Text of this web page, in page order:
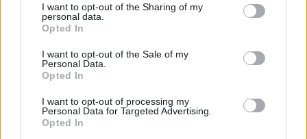
I want to opt-out of the Sharing of my
personal data.
Opted In
I want to opt-out of the Sale of my
Personal Data.
Opted In
I want to opt-out of processing my
Personal Data for Targeted Advertising.
Opted In
Budapest
Telefon: +36703805044
Bemutatkozás: Immár közel 30 éve, hogy a Múzeum körúton
elkezdte működését a Mike és Tsa Antikvárium, majd 2010-ben
a Portobello aukciósház kiegészítette az addigi tevékenységét